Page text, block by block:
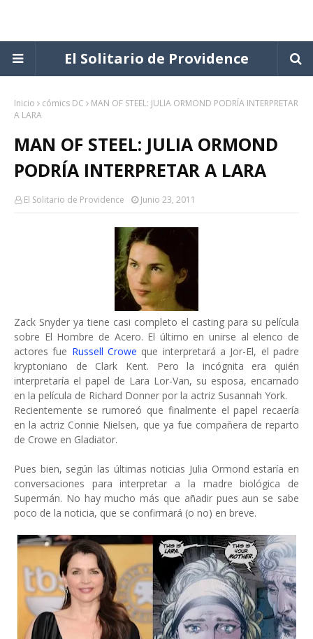
El Solitario de Providence
Inicio cómics DC
MAN OF STEEL: JULIA ORMOND PODRÍA INTERPRETAR
A LARA
MAN OF STEEL: JULIA ORMOND
PODRÍA INTERPRETAR A LARA
El Solitario de Providence Junio 23, 2011
Zack Snyder ya tiene casi completo el casting para su película
sobre El Hombre de Acero. El último en unirse al elenco de
actores fue Russell Crowe que interpretará a Jor-El, el padre
kryptoniano de Clark Kent. Pero la incógnita era quién
interpretaría el papel de Lara Lor-Van, su esposa, encarnado
en la película de Richard Donner por la actriz Susannah York.
Recientemente se rumoreó que finalmente el papel recaería
en la actriz Connie Nielsen, que ya fue compañera de reparto
de Crowe en Gladiator.
Pues bien, según las últimas noticias Julia Ormond estaría en
conversaciones para interpretar a la madre biológica de
Supermán. No hay mucho más que añadir pues aun se sabe
poco de la noticia, que se confirmará (o no) en breve.